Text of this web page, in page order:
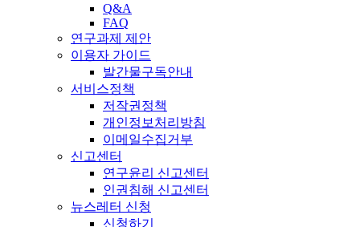
Q&A
FAQ
연구과제 제안
이용자 가이드
발간물구독안내
서비스정책
저작권정책
개인정보처리방침
이메일수집거부
신고센터
연구윤리 신고센터
인권침해 신고센터
뉴스레터 신청
신청하기